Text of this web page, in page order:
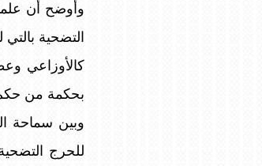
وأوضح أن
التضحية
كالأوزاعي
بحكمة من حكم
للحرج